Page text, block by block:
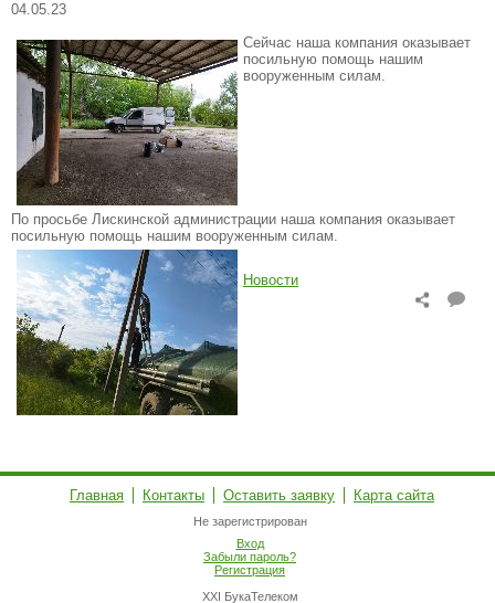
04.05.23
Сейчас наша компания оказывает
посильную помощь нашим
вооруженным силам.
По просьбе Лискинской администрации наша компания оказывает
посильную помощь нашим вооруженным силам.
Новости
Главная Контакты Оставить заявку Карта сайта
Не зарегистрирован
Вход
Забыли пароль?
Регистрация
XXI БукаТелеком